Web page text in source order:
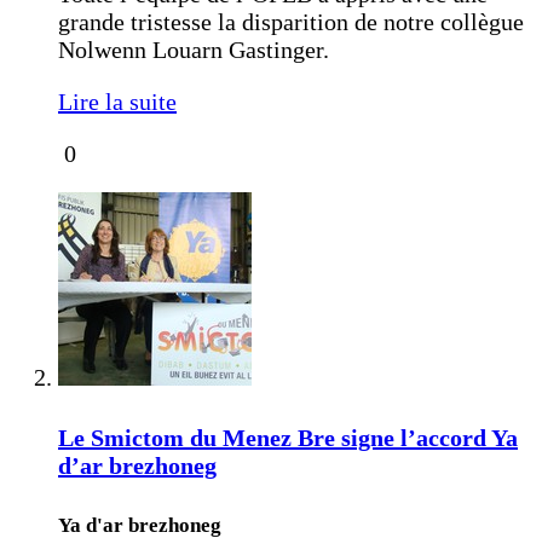
grande tristesse la disparition de notre collègue
Nolwenn Louarn Gastinger.
Lire la suite
0
Le Smictom du Menez Bre signe l’accord Ya
d’ar brezhoneg
Ya d'ar brezhoneg